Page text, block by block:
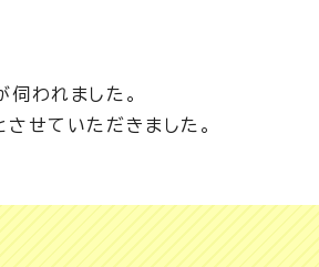
われました。
せていただきました。